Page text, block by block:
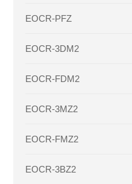
EOCR-PFZ
EOCR-3DM2
EOCR-FDM2
EOCR-3MZ2
EOCR-FMZ2
EOCR-3BZ2